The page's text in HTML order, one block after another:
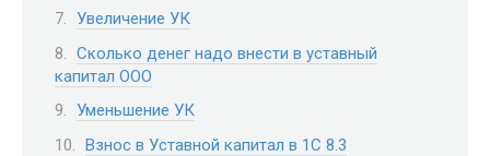
Увеличение УК
Сколько денег надо внести в уставный
капитал ООО
Уменьшение УК
Взнос в Уставной капитал в 1С 8.3